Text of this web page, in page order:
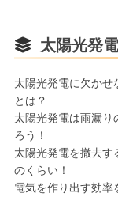
太陽光発
太陽光発電に欠かせ
とは？
太陽光発電は雨漏り
ろう！
太陽光発電を撤去す
のくらい！
電気を作り出す効率